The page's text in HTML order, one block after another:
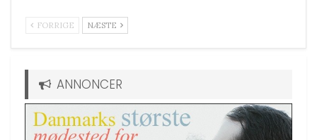
FORRIGE NÆSTE
ANNONCER